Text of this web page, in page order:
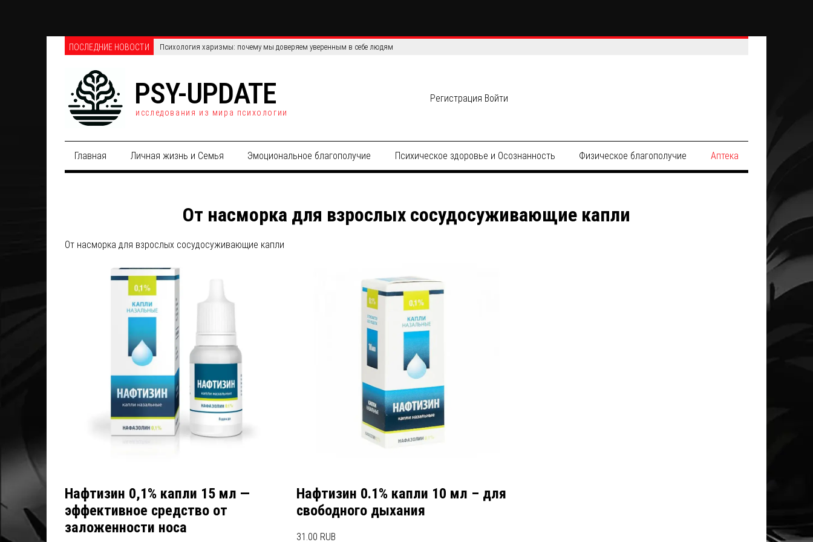
ПОСЛЕДНИЕ НОВОСТИ Психология харизмы: почему мы доверяем уверенным в себе людям
PSY-UPDATE
исследования из мира психологии
Регистрация Войти
Главная Личная жизнь и Семья Эмоциональное благополучие Психическое здоровье и Осознанность Физическое благополучие Аптека
От насморка для взрослых сосудосуживающие капли
От насморка для взрослых сосудосуживающие капли
Нафтизин 0,1% капли 15 мл —
эффективное средство от
заложенности носа
Нафтизин 0.1% капли 10 мл – для
свободного дыхания
31.00 RUB